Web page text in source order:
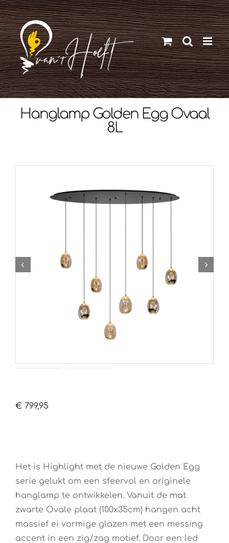
Ga
naar
inhoud
Hanglamp Golden Egg Ovaal
8L
€ 799,95
Het is Highlight met de nieuwe Golden Egg
serie gelukt om een sfeervol en originele
hanglamp te ontwikkelen. Vanuit de mat
zwarte Ovale plaat (100x35cm) hangen acht
massief ei vormige glazen met een messing
accent in een zig/zag motief. Door een led